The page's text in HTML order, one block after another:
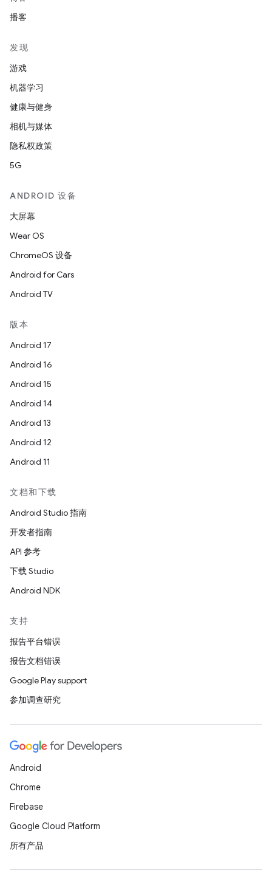
播客
发现
游戏
机器学习
健康与健身
相机与媒体
隐私权政策
5G
ANDROID 设备
大屏幕
Wear OS
ChromeOS 设备
Android for Cars
Android TV
版本
Android 17
Android 16
Android 15
Android 14
Android 13
Android 12
Android 11
文档和下载
Android Studio 指南
开发者指南
API 参考
下载 Studio
Android NDK
支持
报告平台错误
报告文档错误
Google Play support
参加调查研究
Android
Chrome
Firebase
Google Cloud Platform
所有产品